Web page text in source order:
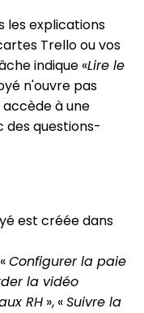
les explications
Trello ou vos
indique «Lire le
n'ouvre pas
à une
des questions-
est créée dans
Configurer la paie
la vidéo
RH », «Suivre la